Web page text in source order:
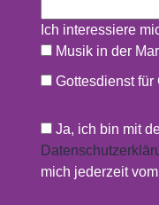
Ich interessiere
Musik in der
Gottesdienst für
Ja, ich bin mit
mich jederzeit